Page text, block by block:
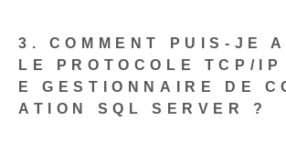
3. COMMENT PUIS-JE
LE PROTOCOLE TCP/
E GESTIONNAIRE DE
ATION SQL SERVER ?